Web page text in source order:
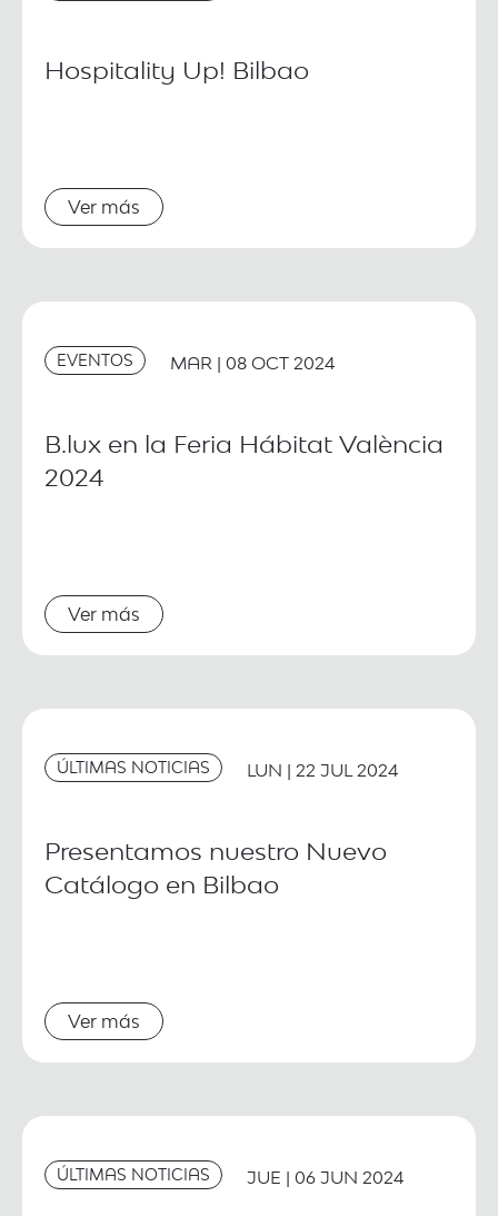
Hospitality Up! Bilbao
Ver más
EVENTOS MAR | 08 OCT 2024
B.lux en la Feria Hábitat València
2024
Ver más
ÚLTIMAS NOTICIAS LUN | 22 JUL 2024
Presentamos nuestro Nuevo
Catálogo en Bilbao
Ver más
ÚLTIMAS NOTICIAS JUE | 06 JUN 2024